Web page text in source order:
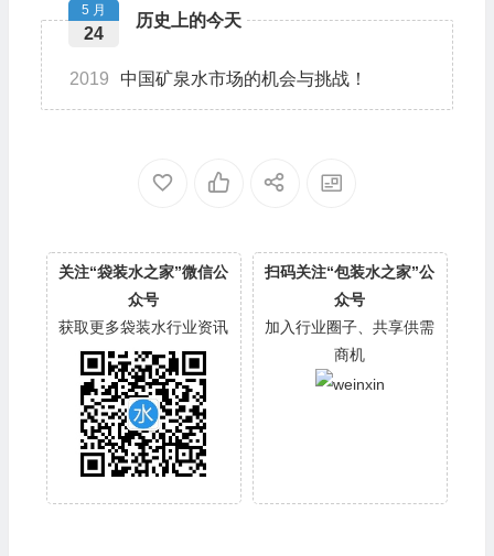
历史上的今天
5 月
24
2019 中国矿泉水市场的机会与挑战！
关注“袋装水之家”微信公
众号
获取更多袋装水行业资讯
扫码关注“包装水之家”公
众号
加入行业圈子、共享供需
商机